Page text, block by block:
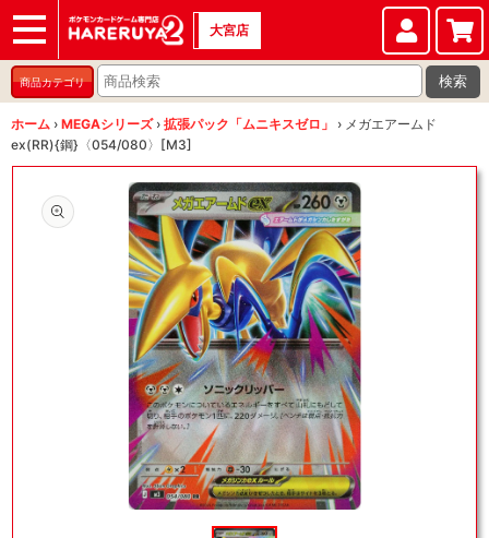
ショップ
店頭買取
店舗
イベント
大宮店
商品カテゴリ 検索
ホーム › MEGAシリーズ › 拡張パック「ムニキスゼロ」 › メガエアームド
ex(RR){鋼}〈054/080〉[M3]